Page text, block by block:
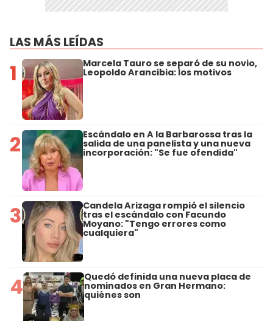
LAS MÁS LEÍDAS
1 Marcela Tauro se separó de su novio,
Leopoldo Arancibia: los motivos
2 Escándalo en A la Barbarossa tras la
salida de una panelista y una nueva
incorporación: "Se fue ofendida"
3 Candela Arizaga rompió el silencio
tras el escándalo con Facundo
Moyano: "Tengo errores como
cualquiera"
4 Quedó definida una nueva placa de
nominados en Gran Hermano:
quiénes son